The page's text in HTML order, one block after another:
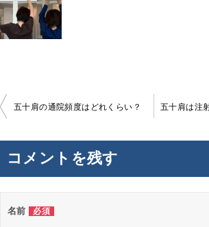
投
ー
五十肩の通院頻度はどれくらい？
コメントを残す
名前 必須